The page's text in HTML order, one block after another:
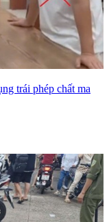
trái phép chất ma